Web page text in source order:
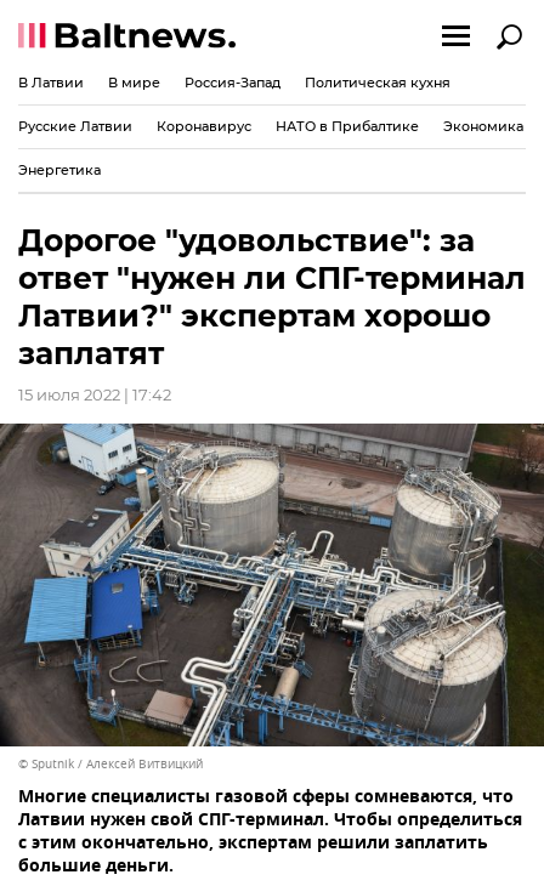
В Латвии В мире Россия-Запад Политическая кухня
Русские Латвии Коронавирус НАТО в Прибалтике Экономика
Энергетика
Дорогое "удовольствие": за
ответ "нужен ли СПГ-терминал
Латвии?" экспертам хорошо
заплатят
15 июля 2022 | 17:42
© Sputnik / Алексей Витвицкий
Многие специалисты газовой сферы сомневаются, что
Латвии нужен свой СПГ-терминал. Чтобы определиться
с этим окончательно, экспертам решили заплатить
большие деньги.